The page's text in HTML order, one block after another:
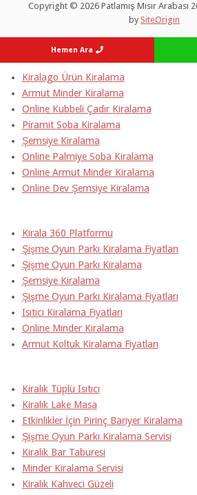
Copyright © 2026 Patlamış Mısır Arabası
by SiteOrigin
Hemen Ara
Kiralago Ürün Kiralama
Armut Minder Kiralama
Online Kubbeli Çadır Kiralama
Piramit Soba Kiralama
Şemsiye Kiralama
Online Palmiye Soba Kiralama
Online Armut Minder Kiralama
Online Dev Şemsiye Kiralama
Kirala 360 Platformu
Şişme Oyun Parkı Kiralama Fiyatları
Şişme Oyun Parkı Kiralama
Şemsiye Kiralama
Şişme Oyun Parkı Kiralama Fiyatları
Isıtıcı Kiralama Fiyatları
Online Minder Kiralama
Armut Koltuk Kiralama Fiyatları
Kiralık Tüplü Isıtıcı
Kiralık Lake Masa
Etkinlikler İçin Pirinç Bariyer Kiralama
Şişme Oyun Parkı Kiralama Servisi
Kiralık Bar Taburesi
Minder Kiralama Servisi
Kiralık Kahveci Güzeli